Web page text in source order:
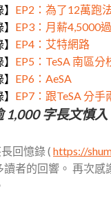
EP2：為了12萬跑
EP3：月薪4,5000
EP4：艾特網路
EP5：TeSA 南區分
EP6：AeSA
EP7：跟TeSA 分手
1,000 字長文慎入
回憶錄 ( https://
讀者的回響。 再次感